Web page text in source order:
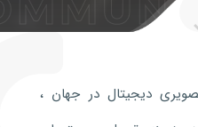
دیجیتال در جهان ،